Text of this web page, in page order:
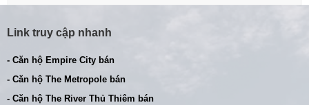
Link truy cập nhanh
- Căn hộ Empire City bán
- Căn hộ The Metropole bán
- Căn hộ The River Thủ Thiêm bán